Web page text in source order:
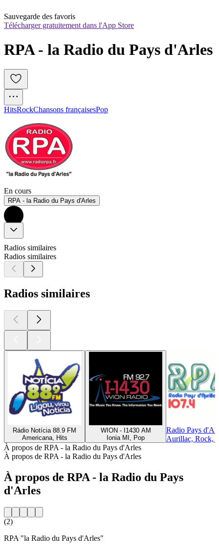
Sauvegarde des favoris
Télécharger gratuitement dans l'App Store
RPA - la Radio du Pays d'Arles
HitsRockChansons françaisesPop
En cours
RPA - la Radio du Pays d'Arles
Radios similaires
Radios similaires
Radios similaires
Rádio Notícia 88.9 FM
Americana, Hits
WION - I1430 AM
Ionia MI, Pop
Radio Pays
Aurillac, Rock,
À propos de RPA - la Radio du Pays d'Arles
À propos de RPA - la Radio du Pays d'Arles
À propos de RPA - la Radio du Pays
d'Arles
(2)
RPA "la Radio du Pays d'Arles"